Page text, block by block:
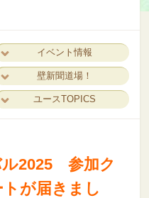
イベント情報
壁新聞道場！
ユースTOPICS
2025 参加ク
が届きまし